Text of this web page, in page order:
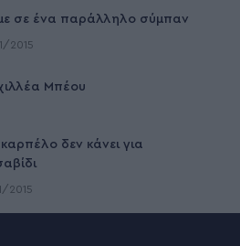
σε ένα παράλληλο σύμπαν
2015
Μπέου
δεν κάνει για
2015